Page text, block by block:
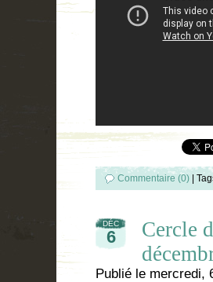
Commentaire (0) |
DÉC
6
Cercle
Publié le mercredi,